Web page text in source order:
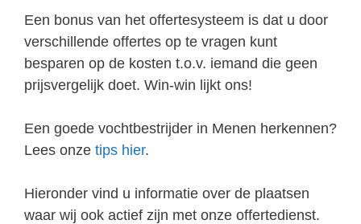
Een bonus van het offertesysteem is dat u door
verschillende offertes op te vragen kunt
besparen op de kosten t.o.v. iemand die geen
prijsvergelijk doet. Win-win lijkt ons!
Een goede vochtbestrijder in Menen herkennen?
Lees onze tips hier.
Hieronder vind u informatie over de plaatsen
waar wij ook actief zijn met onze offertedienst.